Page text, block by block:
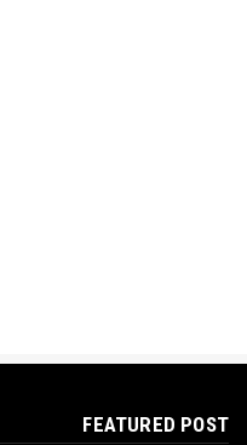
FEATURED POST